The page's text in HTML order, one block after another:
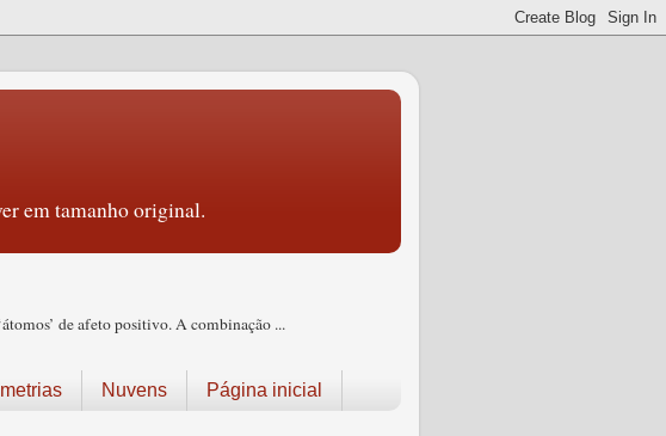
em tamanho original.
de afeto positivo. A combinação ...
Nuvens Página inicial